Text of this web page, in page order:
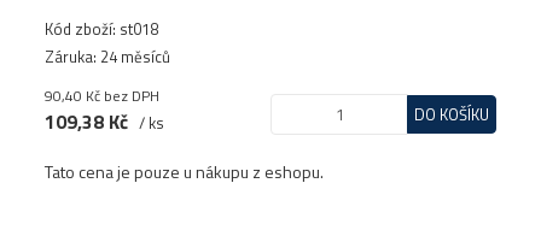
Kód zboží: st018
Záruka: 24 měsíců
90,40 Kč bez DPH
109,38 Kč / ks DO KOŠÍKU
Tato cena je pouze u nákupu z eshopu.